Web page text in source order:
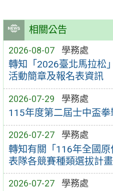
相關公告
2026-08-07 學務處
轉知「2026臺北馬拉松
活動簡章及報名表資訊
2026-07-29 學務處
115年度第二屆士中盃
2026-07-27 學務處
轉知有關「116年全國
表隊各競賽種類選拔計
2026-07-27 學務處